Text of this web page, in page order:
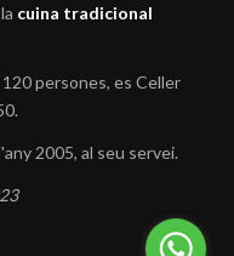
cuina tradicional
persones, es Celler
2005, al seu servei.